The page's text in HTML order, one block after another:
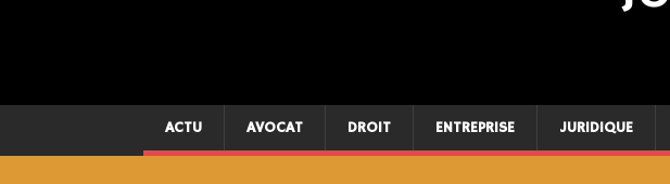
ACTU AVOCAT DROIT ENTREPRISE JURIDIQUE